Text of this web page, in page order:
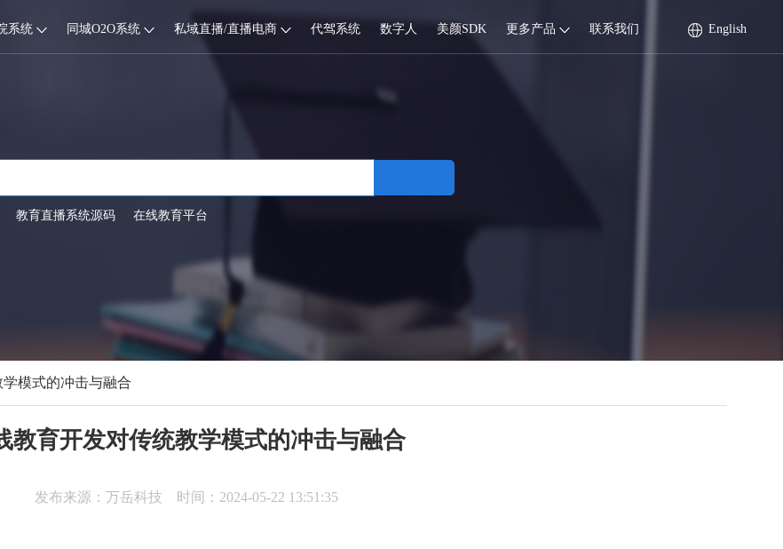
系统 同城O2O系统 私域直播/直播电商 代驾系统 数字人 美颜SDK 更多产品 联系我们 English
教育直播系统源码 在线教育平台
模式的冲击与融合
教育开发对传统教学模式的冲击与融合
发布来源：万岳科技 时间：2024-05-22 13:51:35